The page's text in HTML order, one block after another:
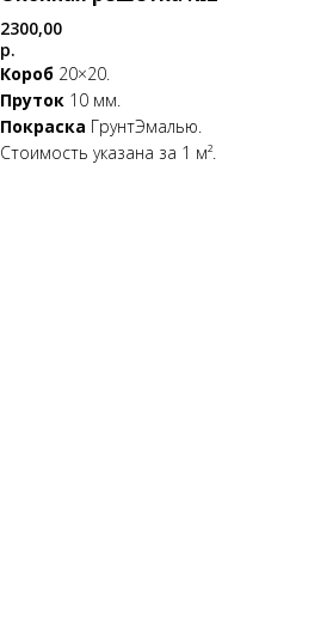
2300,00
р.
Короб 20×20.
Пруток 10 мм.
Покраска ГрунтЭмалью.
Стоимость указана за 1 м².